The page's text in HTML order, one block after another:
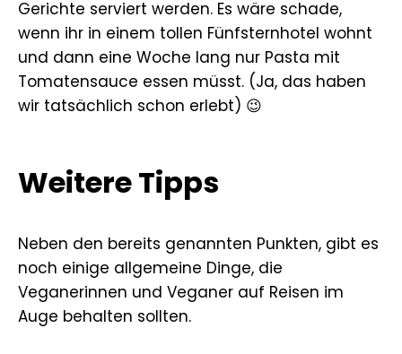
Gerichte serviert werden. Es wäre schade,
wenn ihr in einem tollen Fünfsternhotel wohnt
und dann eine Woche lang nur Pasta mit
Tomatensauce essen müsst. (Ja, das haben
wir tatsächlich schon erlebt) 😉
Weitere Tipps
Neben den bereits genannten Punkten, gibt es
noch einige allgemeine Dinge, die
Veganerinnen und Veganer auf Reisen im
Auge behalten sollten.